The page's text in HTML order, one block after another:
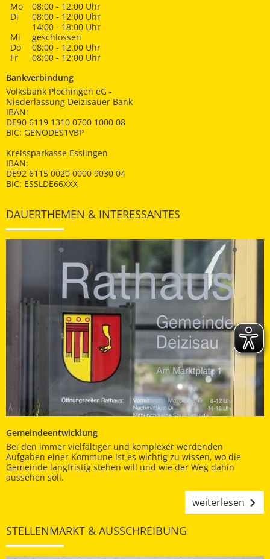
Mo
08:00 - 12:00 Uhr
Di
08:00 - 12:00 Uhr
14:00 - 18:00 Uhr
Mi
geschlossen
Do
08:00 - 12.00 Uhr
Fr
08:00 - 12:00 Uhr
Bankverbindung
Volksbank Plochingen eG -
Niederlassung Deizisauer Bank
IBAN:
DE90 6119 1310 0700 1000 08
BIC: GENODES1VBP
Kreissparkasse Esslingen
IBAN:
DE92 6115 0020 0000 9030 04
BIC: ESSLDE66XXX
DAUERTHEMEN & INTERESSANTES
Gemeindeentwicklung
Bei den immer vielfältiger und komplexer werdenden
Aufgaben einer Kommune ist es wichtig zu wissen, wo die
Gemeinde langfristig stehen will und wie der Weg dahin
aussehen soll.
weiterlesen
STELLENMARKT & AUSSCHREIBUNG